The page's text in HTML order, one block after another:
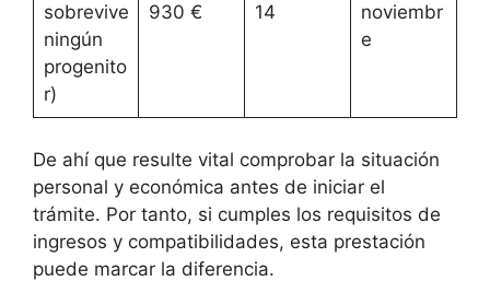
sobrevive
ningún
progenito
r)
930 € 14
noviembr
e
De ahí que resulte vital comprobar la situación
personal y económica antes de iniciar el
trámite. Por tanto, si cumples los requisitos de
ingresos y compatibilidades, esta prestación
puede marcar la diferencia.